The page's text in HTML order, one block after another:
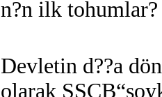
n?n ilk
Devletin d??a
olarak